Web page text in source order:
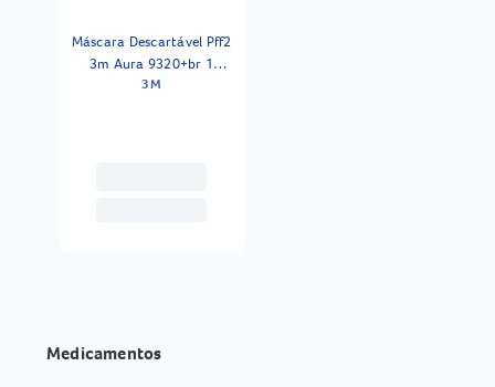
Máscara Descartável Pff2
3m Aura 9320+br 1
Unidade
3M
Medicamentos